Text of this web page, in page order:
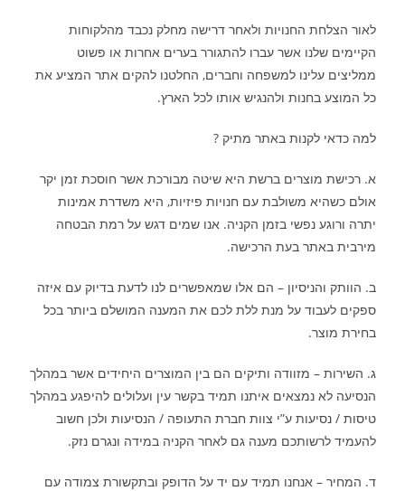
לאור הצלחת החנויות ולאחר דרישה מחלק נכבד מהלקוחות
הקיימים שלנו אשר עברו להתגורר בערים אחרות או פשוט
ממליצים עלינו למשפחה וחברים, החלטנו להקים אתר המציע את
כל המוצע בחנות ולהנגיש אותו לכל הארץ.
למה כדאי לקנות באתר מתיק ?
א. רכישת מוצרים ברשת היא שיטה מבורכת אשר חוסכת זמן יקר
אולם כשהיא משולבת עם חנויות פיזיות, היא משדרת אמינות
יתרה ורוגע נפשי בזמן הקניה. אנו שמים דגש על רמת הבטחה
מירבית באתר בעת הרכישה.
ב. הוותק והניסיון – הם אלו שמאפשרים לנו לדעת בדיוק עם איזה
ספקים לעבוד על מנת ללת לכם את המענה המושלם ביותר בכל
בחירת מוצר.
ג. השירות – מזוודה ותיקים הם בין המוצרים היחידים אשר במהלך
הנסיעה לא נמצאים איתנו תמיד בקשר עין ועלולים להיפגע במהלך
טיסות / נסיעות ע”י צוות חברת התעופה / הנסיעות ולכן חשוב
להעמיד לרשותכם מענה גם לאחר הקניה במידה ונגרם נזק.
ד. המחיר – אנחנו תמיד עם יד על הדופק ובתקשורת צמודה עם